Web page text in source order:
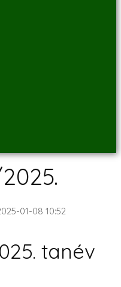
01-08 10:52
tanév